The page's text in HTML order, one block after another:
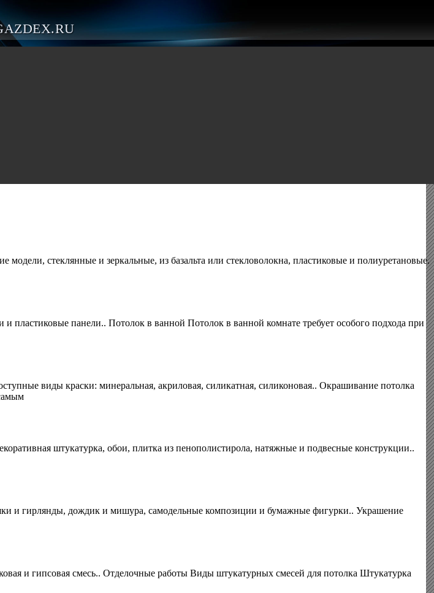
стеклянные и зеркальные, из базальта или стекловолокна, пластиковые и полиуретановые.
панели.. Потолок в ванной Потолок в ванной комнате требует особого подхода при
виды краски: минеральная, акриловая, силикатная, силиконовая.. Окрашивание потолка
штукатурка, обои, плитка из пенополистирола, натяжные и подвесные конструкции..
и гирлянды, дождик и мишура, самодельные композиции и бумажные фигурки.. Украшение
и гипсовая смесь.. Отделочные работы Виды штукатурных смесей для потолка Штукатурка